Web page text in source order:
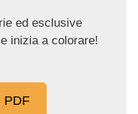
ed esclusive
inizia a colorare!
PDF